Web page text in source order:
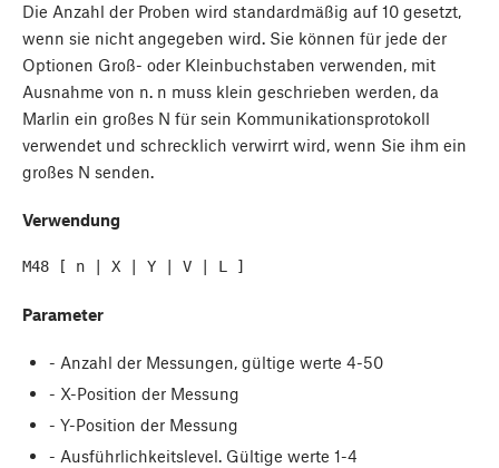
Die Anzahl der Proben wird standardmäßig auf 10 gesetzt,
wenn sie nicht angegeben wird. Sie können für jede der
Optionen Groß- oder Kleinbuchstaben verwenden, mit
Ausnahme von n. n muss klein geschrieben werden, da
Marlin ein großes N für sein Kommunikationsprotokoll
verwendet und schrecklich verwirrt wird, wenn Sie ihm ein
großes N senden.
Verwendung
Parameter
- Anzahl der Messungen, gültige werte 4-50
- X-Position der Messung
- Y-Position der Messung
- Ausführlichkeitslevel. Gültige werte 1-4